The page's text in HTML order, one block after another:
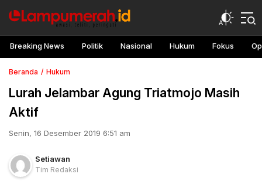
Breaking News Politik Nasional Hukum Fokus
Beranda Hukum
Lurah Jelambar Agung Triatmojo Masih
Aktif
Senin, 16 Desember 2019 6:51 am
Setiawan
Tim Redaksi